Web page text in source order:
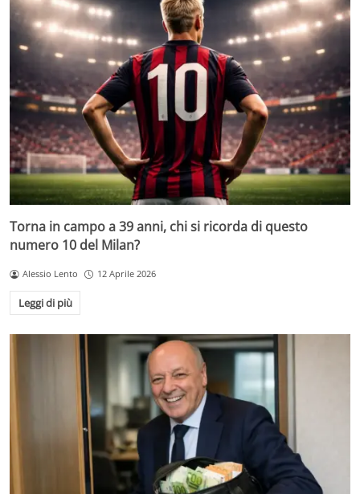
Torna in campo a 39 anni, chi si ricorda di questo
numero 10 del Milan?
Alessio Lento 12 Aprile 2026
Leggi di più